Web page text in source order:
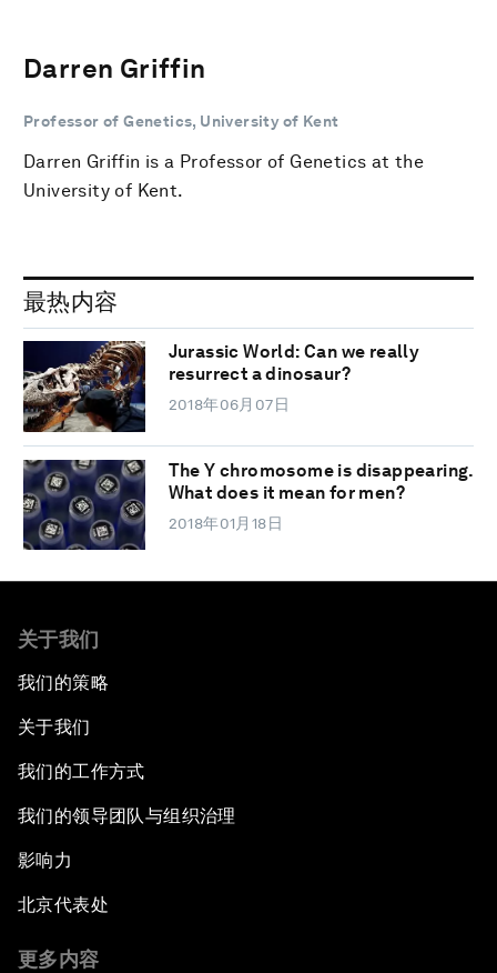
Darren Griffin
Professor of Genetics, University of Kent
Darren Griffin is a Professor of Genetics at the
University of Kent.
最热内容
Jurassic World: Can we really
resurrect a dinosaur?
2018年06月07日
The Y chromosome is disappearing.
What does it mean for men?
2018年01月18日
关于我们
我们的策略
关于我们
我们的工作方式
我们的领导团队与组织治理
影响力
北京代表处
更多内容